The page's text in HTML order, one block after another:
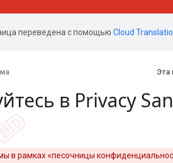
переведена с помощью Cloud
Эта
в Privacy
в рамках «песочницы